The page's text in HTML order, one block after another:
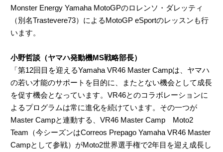
Monster Energy Yamaha MotoGPのロレンソ・ダレッティ
（別名Trastevere73）によるMotoGP eSportのレッスンも行
います。
小野哲談（ヤマハ発動機MS戦略部長）
「第12回目を迎えるYamaha VR46 Master Campは、ヤマハ
の若い才能のサポートを目的に、またとない機会として成長
を促す機会となっています。VR46とのコラボレーションに
よるプログラムは常に進化を続けています。その一つが
Master Campと連動する、VR46 Master Camp Moto2
Team（今シーズンはCorreos Prepago Yamaha VR46 Master
Campとして参戦）がMoto2世界選手権で2年目を迎え成長し